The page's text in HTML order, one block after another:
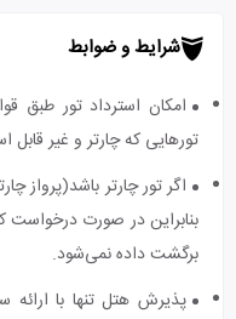
شرایط و ضوابط
امکان استرداد تور طبق
تورهایی که چارتر و غیر قابل
اگر تور چارتر باشد(پرواز
بنابراین در صورت درخواست
برگشت داده نمی‌شود.
پذیرش هتل تنها با